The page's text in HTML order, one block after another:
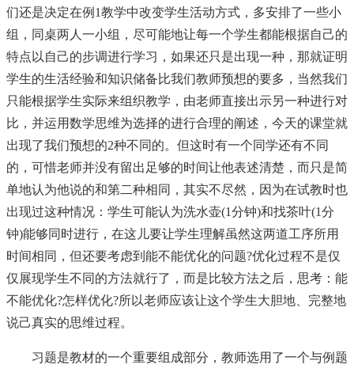
们还是决定在例1教学中改变学生活动方式，多安排了一些小
组，同桌两人一小组，尽可能地让每一个学生都能根据自己的
特点以自己的步调进行学习，如果还只是出现一种，那就证明
学生的生活经验和知识储备比我们教师预想的要多，当然我们
只能根据学生实际来组织教学，由老师直接出示另一种进行对
比，并运用数学思维为选择的进行合理的阐述，今天的课堂就
出现了我们预想的2种不同的。但这时有一个同学还有不同
的，可惜老师并没有留出足够的时间让他表述清楚，而只是简
单地认为他说的和第二种相同，其实不尽然，因为在试教时也
出现过这种情况：学生可能认为洗水壶(1分钟)和找茶叶(1分
钟)能够同时进行，在这儿要让学生理解虽然这两道工序所用
时间相同，但还要考虑到能不能优化的问题?优化过程不是仅
仅展现学生不同的方法就行了，而是比较方法之后，思考：能
不能优化?怎样优化?所以老师应该让这个学生大胆地、完整地
说己真实的思维过程。
习题是教材的一个重要组成部分，教师选用了一个与例题